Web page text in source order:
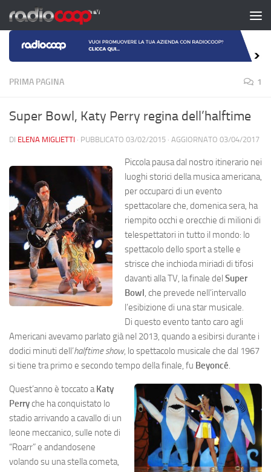
Salta al contenuto
PRIMA PAGINA 1
Super Bowl, Katy Perry regina dell’halftime
DI ELENA MIGLIETTI · PUBBLICATO 03/02/2015 · AGGIORNATO 03/04/2017
Piccola pausa dal nostro itinerario nei
luoghi storici della musica americana,
per occuparci di un evento
spettacolare che, domenica sera, ha
riempito occhi e orecchie di milioni di
telespettatori in tutto il mondo: lo
spettacolo dello sport a stelle e
strisce che inchioda miriadi di tifosi
davanti alla TV, la finale del Super
Bowl, che prevede nell’intervallo
l’esibizione di una star musicale.
Di questo evento tanto caro agli
Americani avevamo parlato già nel 2013, quando a esibirsi durante i
dodici minuti dell’halftime show, lo spettacolo musicale che dal 1967
si tiene tra primo e secondo tempo della finale, fu Beyoncé.
Quest’anno è toccato aKaty
Perryche ha conquistato lo
stadio arrivando a cavallo di un
leone meccanico, sulle note di
“Roarr” e andandosene
volando su una stella cometa,